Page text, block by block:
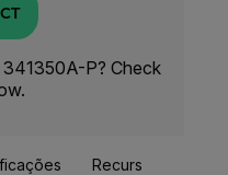
P? Check
Recursos E